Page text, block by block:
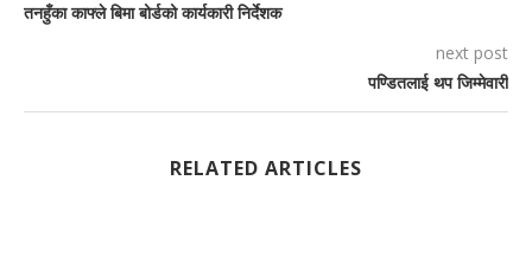
तनहुँका काफ्ले बिमा बोर्डको कार्यकारी निर्देशक
next post
पण्डितलाई थप जिम्मेवारी
RELATED ARTICLES